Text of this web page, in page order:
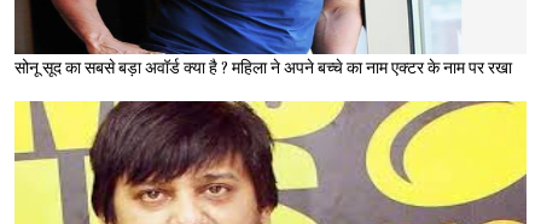
सोनू सूद का सबसे बड़ा अवॉर्ड क्या है ? महिला ने अपने बच्चे का नाम एक्टर के नाम पर रखा